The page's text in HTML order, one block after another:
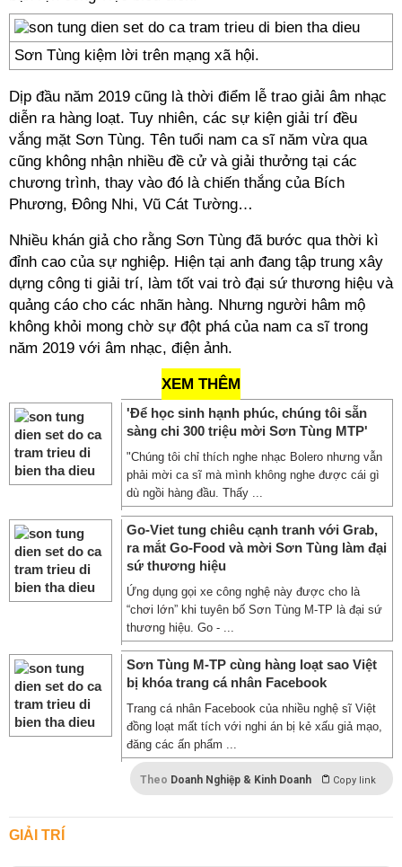
Sơn Tùng kiệm lời trên mạng xã hội.
Dịp đầu năm 2019 cũng là thời điểm lễ trao giải âm nhạc
diễn ra hàng loạt. Tuy nhiên, các sự kiện giải trí đều
vắng mặt Sơn Tùng. Tên tuổi nam ca sĩ năm vừa qua
cũng không nhận nhiều đề cử và giải thưởng tại các
chương trình, thay vào đó là chiến thắng của Bích
Phương, Đông Nhi, Vũ Cát Tường…
Nhiều khán giả cho rằng Sơn Tùng đã bước qua thời kì
đỉnh cao của sự nghiệp. Hiện tại anh đang tập trung xây
dựng công ti giải trí, làm tốt vai trò đại sứ thương hiệu và
quảng cáo cho các nhãn hàng. Nhưng người hâm mộ
không khỏi mong chờ sự đột phá của nam ca sĩ trong
năm 2019 với âm nhạc, điện ảnh.
XEM THÊM
'Để học sinh hạnh phúc, chúng tôi sẵn
sàng chi 300 triệu mời Sơn Tùng MTP'
"Chúng tôi chỉ thích nghe nhạc Bolero nhưng vẫn
phải mời ca sĩ mà mình không nghe được cái gì
dù ngồi hàng đầu. Thấy ...
Go-Viet tung chiêu cạnh tranh với Grab,
ra mắt Go-Food và mời Sơn Tùng làm đại
sứ thương hiệu
Ứng dụng gọi xe công nghệ này được cho là
“chơi lớn” khi tuyên bố Sơn Tùng M-TP là đại sứ
thương hiệu. Go - ...
Sơn Tùng M-TP cùng hàng loạt sao Việt
bị khóa trang cá nhân Facebook
Trang cá nhân Facebook của nhiều nghệ sĩ Việt
đồng loạt mất tích với nghi án bị kẻ xấu giả mạo,
đăng các ấn phẩm ...
Theo Doanh Nghiệp & Kinh Doanh Copy link
GIẢI TRÍ